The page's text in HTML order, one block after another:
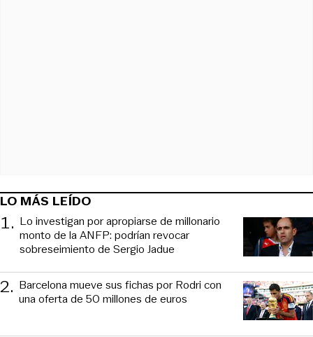
LO MÁS LEÍDO
1. Lo investigan por apropiarse de millonario
monto de la ANFP: podrían revocar
sobreseimiento de Sergio Jadue
2. Barcelona mueve sus fichas por Rodri con
una oferta de 50 millones de euros